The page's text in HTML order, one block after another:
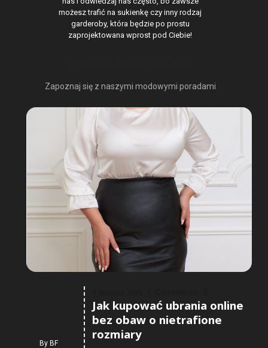
możesz trafić na sukienkę czy inny rodzaj
garderoby, która będzie po prostu
zaprojektowana wprost pod Ciebie!
Zapoznaj się z naszymi modowymi poradami
ByBF
Jak kupować ubrania online
bez obaw o nietrafione
rozmiary